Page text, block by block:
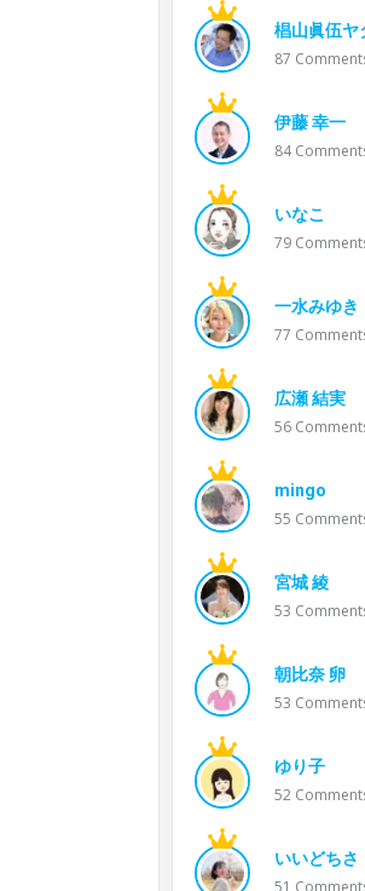
椙山眞伍ヤ
87
伊藤 幸一
84
いなこ
79
一水みゆき
77
広瀬 結実
56
mingo
55
宮城 綾
53
朝比奈 卵
53
ゆり子
52
いいどちさ
51